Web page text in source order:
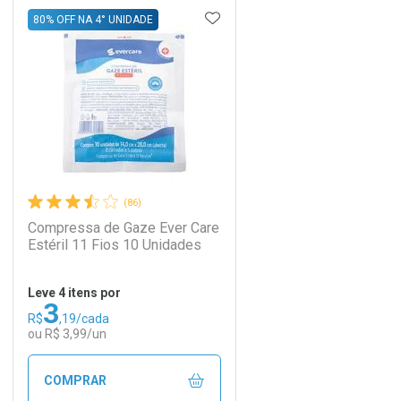
FECHAR
Laboratório
Ativar Desconto
Comprar sem Desconto
FECHAR
Por Menos
Comprar 3 unidades
Por R$ 2,30/cada
Comprar sem Desconto
AOS FAVORITOS
(86)
Compressa de Gaze Ever Care
Estéril 11 Fios 10 Unidades
80% OFF NA 4° UNIDADE
Leve 4 itens por
R$3,19/cada
ou R$ 3,99/un
ADICIONAR AOS
COMPRAR